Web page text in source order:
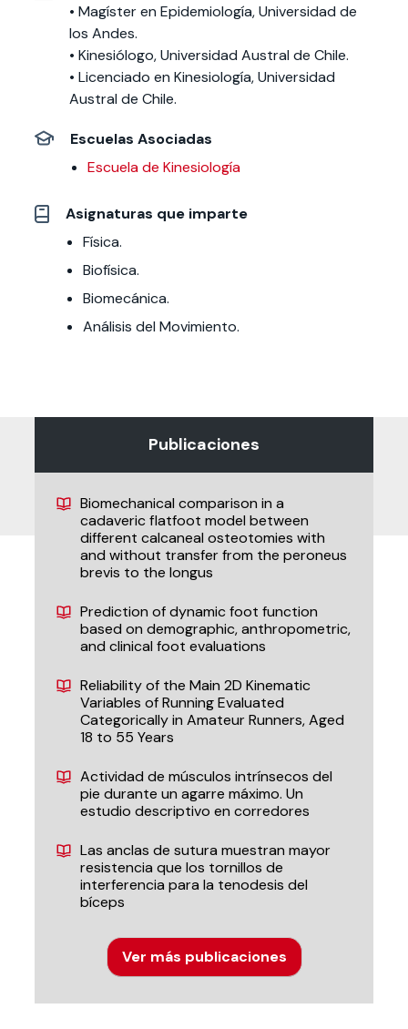
• Magíster en Epidemiología, Universidad de
los Andes.
• Kinesiólogo, Universidad Austral de Chile.
• Licenciado en Kinesiología, Universidad
Austral de Chile.
Escuelas Asociadas
Escuela de Kinesiología
Asignaturas que imparte
Física.
Biofísica.
Biomecánica.
Análisis del Movimiento.
Publicaciones
Biomechanical comparison in a
cadaveric flatfoot model between
different calcaneal osteotomies with
and without transfer from the peroneus
brevis to the longus
Prediction of dynamic foot function
based on demographic, anthropometric,
and clinical foot evaluations
Reliability of the Main 2D Kinematic
Variables of Running Evaluated
Categorically in Amateur Runners, Aged
18 to 55 Years
Actividad de músculos intrínsecos del
pie durante un agarre máximo. Un
estudio descriptivo en corredores
Las anclas de sutura muestran mayor
resistencia que los tornillos de
interferencia para la tenodesis del
bíceps
Ver más publicaciones